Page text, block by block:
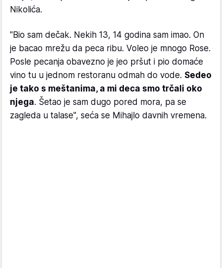
Nikolića.
"Bio sam dečak. Nekih 13, 14 godina sam imao. On
je bacao mrežu da peca ribu. Voleo je mnogo Rose.
Posle pecanja obavezno je jeo pršut i pio domaće
vino tu u jednom restoranu odmah do vode. Sedeo
je tako s meštanima, a mi deca smo trčali oko
njega. Šetao je sam dugo pored mora, pa se
zagleda u talase", seća se Mihajlo davnih vremena.